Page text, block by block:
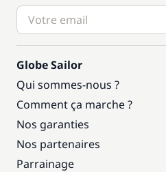
Globe Sailor
Qui sommes-nous ?
Comment ça marche ?
Nos garanties
Nos partenaires
Parrainage